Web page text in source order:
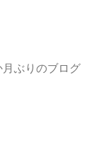
月ぶりのブログ